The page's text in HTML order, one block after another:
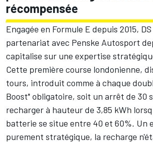
récompensée
Engagée en Formule E depuis 2015,
partenariat avec Penske Autosport
capitalise sur une expertise
Cette première course londonienne,
tours, introduit comme à chaque
Boost" obligatoire, soit un arrêt de 30
recharger à hauteur de 3,85 kWh
batterie se situe entre 40 et 60%. Un
purement stratégique, la recharge